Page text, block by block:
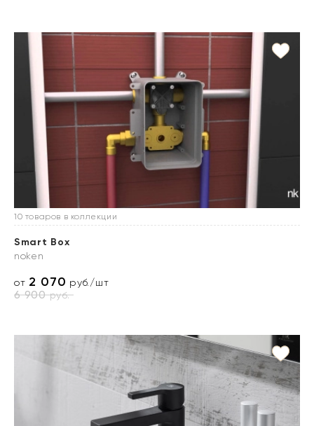
10 товаров в коллекции
Smart Box
noken
от 2 070 руб./шт
6 900руб.